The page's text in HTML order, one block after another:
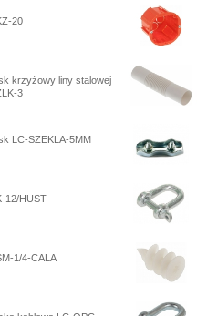
20
krzyżowy liny stalowej
3
LC-SZEKLA-5MM
12/HUST
1/4-CALA